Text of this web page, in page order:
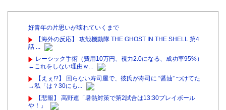
好青年の片思いが壊れていくまで
【海外の反応】 攻殻機動隊 THE GHOST IN THE SHELL 第4
話 ...
レーシック手術（費用10万円、視力2.0になる、成功率95%）
←これをしない理由ｗ...
【えぇ!?】 回らない寿司屋で、彼氏が寿司に “醤油” つけてた
→私「は？30にも...
【悲報】 高野連「暑熱対策で第2試合は13:30プレイボール
や！」